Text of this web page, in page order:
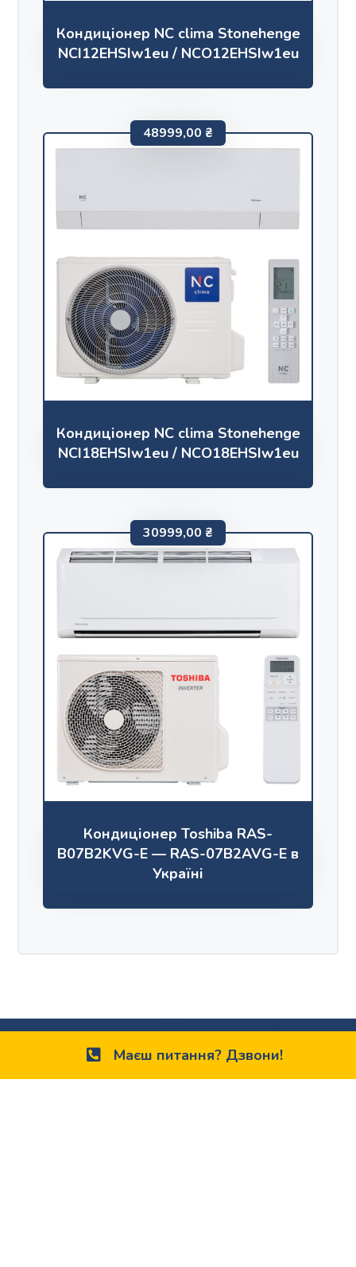
Кондиціонер NC clima Stonehenge
NCI12EHSIw1eu / NCO12EHSIw1eu
Кондиціонер NC clima Stonehenge
NCI18EHSIw1eu / NCO18EHSIw1eu
48999,00 ₴
Кондиціонер Toshiba RAS-
B07B2KVG-E — RAS-07B2AVG-E в
Україні
30999,00 ₴
Маєш питання? Дзвони!